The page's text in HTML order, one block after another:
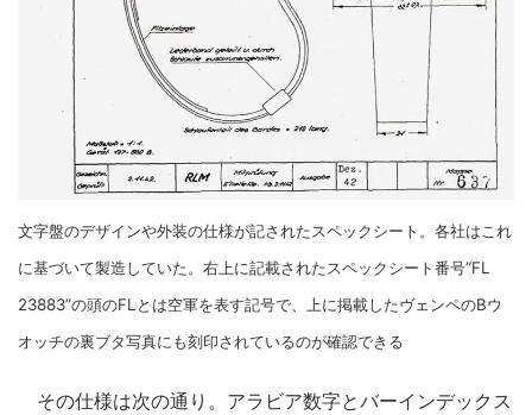
文字盤のデザインや外装の仕様が記されたスペックシート。各社はこれ
に基づいて製造していた。右上に記載されたスペックシート番号“FL
23883”の頭のFLとは空軍を表す記号で、上に掲載したヴェンペのBウ
オッチの裏ブタ写真にも刻印されているのが確認できる
その仕様は次の通り。アラビア数字とバーインデックス